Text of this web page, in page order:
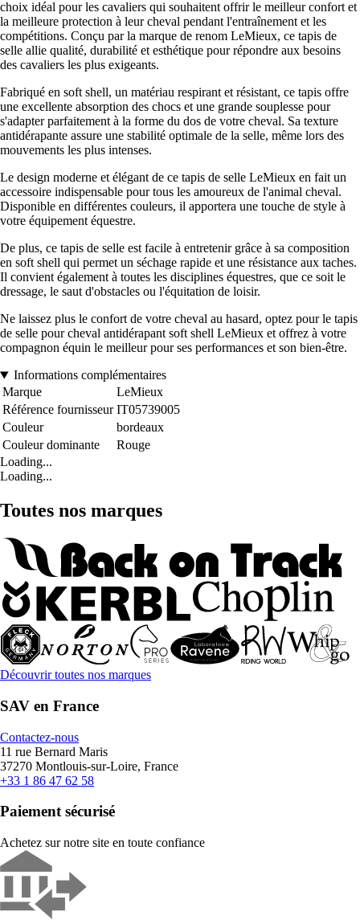
choix idéal pour les cavaliers qui souhaitent offrir le meilleur confort et
la meilleure protection à leur cheval pendant l'entraînement et les
compétitions. Conçu par la marque de renom LeMieux, ce tapis de
selle allie qualité, durabilité et esthétique pour répondre aux besoins
des cavaliers les plus exigeants.
Fabriqué en soft shell, un matériau respirant et résistant, ce tapis offre
une excellente absorption des chocs et une grande souplesse pour
s'adapter parfaitement à la forme du dos de votre cheval. Sa texture
antidérapante assure une stabilité optimale de la selle, même lors des
mouvements les plus intenses.
Le design moderne et élégant de ce tapis de selle LeMieux en fait un
accessoire indispensable pour tous les amoureux de l'animal cheval.
Disponible en différentes couleurs, il apportera une touche de style à
votre équipement équestre.
De plus, ce tapis de selle est facile à entretenir grâce à sa composition
en soft shell qui permet un séchage rapide et une résistance aux taches.
Il convient également à toutes les disciplines équestres, que ce soit le
dressage, le saut d'obstacles ou l'équitation de loisir.
Ne laissez plus le confort de votre cheval au hasard, optez pour le tapis
de selle pour cheval antidérapant soft shell LeMieux et offrez à votre
compagnon équin le meilleur pour ses performances et son bien-être.
Informations complémentaires
Marque
LeMieux
Référence fournisseur IT05739005
Couleur
bordeaux
Couleur dominante
Rouge
Loading...
Loading...
Toutes nos marques
Découvrir toutes nos marques
SAV en France
Contactez-nous
11 rue Bernard Maris
37270 Montlouis-sur-Loire, France
+33 1 86 47 62 58
Paiement sécurisé
Achetez sur notre site en toute confiance